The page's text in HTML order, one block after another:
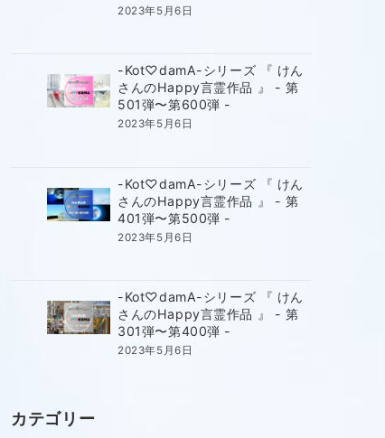
2023年5月6日
-Kot♡damA-シリーズ 『 けん
さんのHappy言霊作品 』 - 第
501弾〜第600弾 -
2023年5月6日
-Kot♡damA-シリーズ 『 けん
さんのHappy言霊作品 』 - 第
401弾〜第500弾 -
2023年5月6日
-Kot♡damA-シリーズ 『 けん
さんのHappy言霊作品 』 - 第
301弾〜第400弾 -
2023年5月6日
カテゴリー